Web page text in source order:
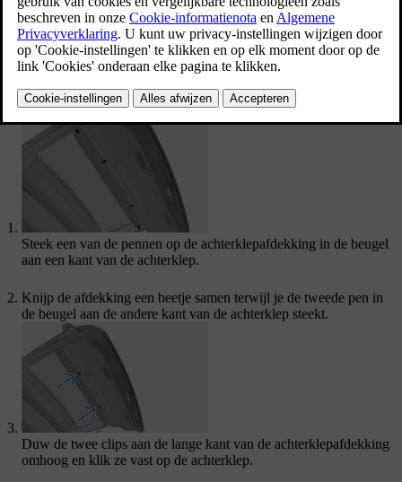
Zorg er bij het monteren van de achterklepafdekking voor dat deze
met de juiste kant omhoog zit. De kant van de afdekking met de
zichtbare schroefkoppen moet naar beneden wijzen.
De achterklepafdekking monteren
Steek een van de pennen op de achterklepafdekking in de beugel
aan een kant van de achterklep.
Knijp de afdekking een beetje samen terwijl je de tweede pen in
de beugel aan de andere kant van de achterklep steekt.
Duw de twee clips aan de lange kant van de achterklepafdekking
omhoog en klik ze vast op de achterklep.